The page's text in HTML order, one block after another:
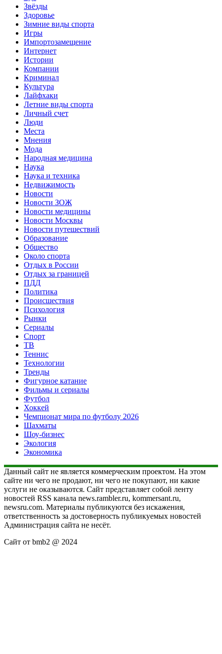
Звёзды
Здоровье
Зимние виды спорта
Игры
Импортозамещение
Интернет
Истории
Компании
Криминал
Культура
Лайфхаки
Летние виды спорта
Личный счет
Люди
Места
Мнения
Мода
Народная медицина
Наука
Наука и техника
Недвижимость
Новости
Новости ЗОЖ
Новости медицины
Новости Москвы
Новости путешествий
Образование
Общество
Около спорта
Отдых в России
Отдых за границей
ПДД
Политика
Происшествия
Психология
Рынки
Сериалы
Спорт
ТВ
Теннис
Технологии
Тренды
Фигурное катание
Фильмы и сериалы
Футбол
Хоккей
Чемпионат мира по футболу 2026
Шахматы
Шоу-бизнес
Экология
Экономика
Данный сайт не является коммерческим проектом. На этом
сайте ни чего не продают, ни чего не покупают, ни какие
услуги не оказываются. Сайт представляет собой ленту
новостей RSS канала news.rambler.ru, kommersant.ru,
newsru.com. Материалы публикуются без искажения,
ответственность за достоверность публикуемых новостей
Администрация сайта не несёт.
Сайт от bmb2 @ 2024